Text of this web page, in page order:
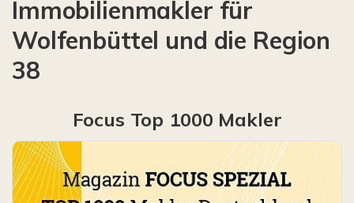
Immobilienmakler für
Wolfenbüttel und die Region
38
Focus Top 1000 Makler